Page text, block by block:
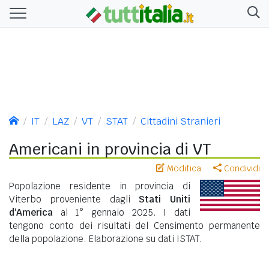
IT LAZ VT STAT Cittadini Stranieri
Americani in provincia di VT
Modifica Condividi
Popolazione residente in provincia di
Viterbo proveniente dagli Stati Uniti
d'America al 1° gennaio 2025. I dati
tengono conto dei risultati del Censimento permanente
della popolazione. Elaborazione su dati ISTAT.